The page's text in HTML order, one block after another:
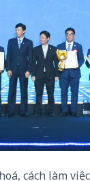
cách làm